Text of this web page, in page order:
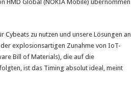
HMD Global (NOKIA Mobile) übernommen
Cybeats zu nutzen und unsere Lösungen an
explosionsartigen Zunahme von IoT-
Bill of Materials), die auf die
ist das Timing absolut ideal, meint